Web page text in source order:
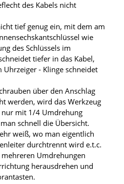
des Kabels nicht
tief genug ein, mit dem am
wie
des Schlüssels im
tiefer in das Kabel,
Uhrzeiger - Klinge schneidet
über den Anschlag
werden, wird das Werkzeug
mit 1/4 Umdrehung
schnell die Übersicht.
weiß, wo man eigentlich
durchtrennt wird e.t.c.
Umdrehungen
herausdrehen und